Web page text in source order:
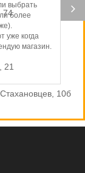
выбрать
более
уже когда
магазин.
компании
74
21
10б